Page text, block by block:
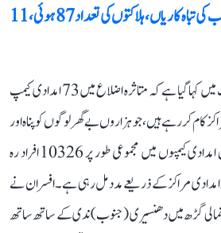
آسام میں سیلاب کی تباہ کاریاں، ہلاکتوں کی تعداد 87 ہوئی، 11
اے ایس ڈی ایم اے کی رپورٹ میں کہا گیا ہے کہ متاثرہ اضلاع میں 73 امدادی کیمپ
کام کر رہے ہیں، جو ہزاروں بے گھر لوگوں کو پناہ اور
مدد فراہم کر رہے ہیں۔ فی الحال امدادی کیمپوں میں مجموعی طور پر 10326 افراد رہ
6881 لوگوں کو امدادی مراکز کے ذریعے مدد مل رہی ہے۔ افسران نے
نمالی گڑھ میں دھنسیری (جنوب) ندی کے ساتھ ساتھ